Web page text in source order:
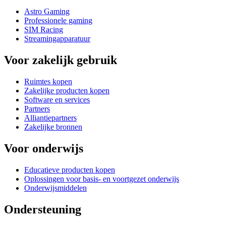
Astro Gaming
Professionele gaming
SIM Racing
Streamingapparatuur
Voor zakelijk gebruik
Ruimtes kopen
Zakelijke producten kopen
Software en services
Partners
Alliantiepartners
Zakelijke bronnen
Voor onderwijs
Educatieve producten kopen
Oplossingen voor basis- en voortgezet onderwijs
Onderwijsmiddelen
Ondersteuning